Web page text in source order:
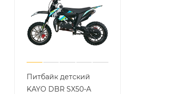
Питбайк детский
KAYO DBR SX50-A